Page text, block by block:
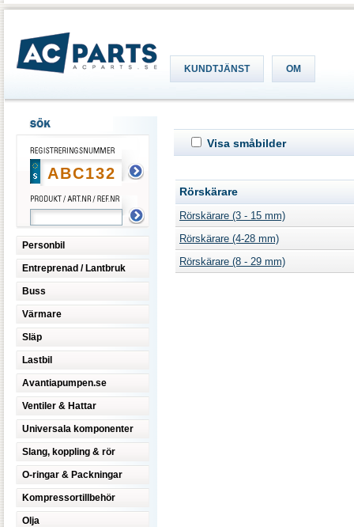
KUNDTJÄNST OM
Personbil
Entreprenad / Lantbruk
Buss
Värmare
Släp
Lastbil
Avantiapumpen.se
Ventiler & Hattar
Universala komponenter
Slang, koppling & rör
O-ringar & Packningar
Kompressortillbehör
Olja
Visa småbilder
Rörskärare
Rörskärare (3 - 15 mm)
Rörskärare (4-28 mm)
Rörskärare (8 - 29 mm)